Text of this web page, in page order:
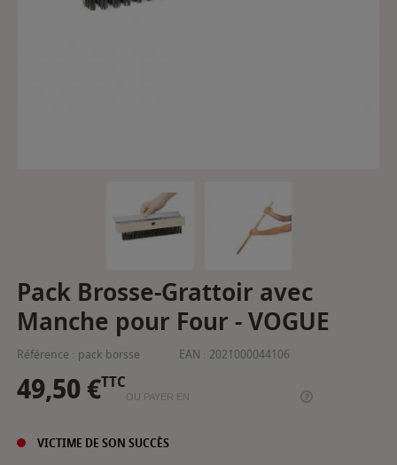
Pack Brosse-Grattoir avec
Manche pour Four - VOGUE
Référence : pack borsse EAN : 2021000044106
49,50 €TTC
OU PAYER EN
VICTIME DE SON SUCCÈS